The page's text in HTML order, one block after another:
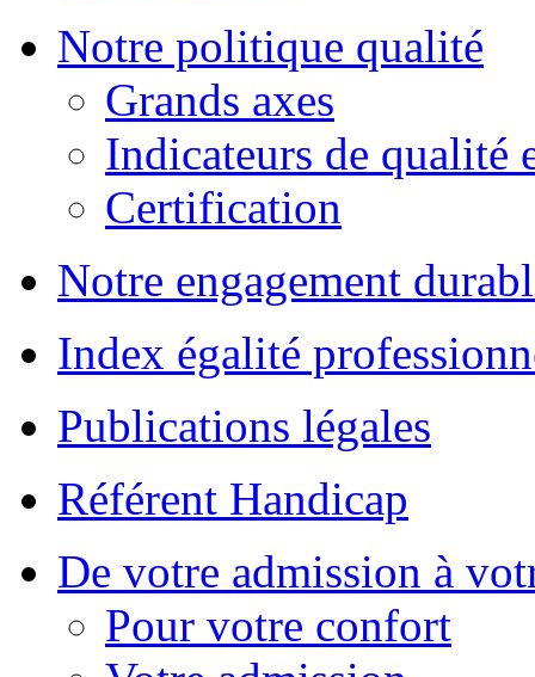
Notre politique qualité
Grands axes
Indicateurs de qualité
Certification
Notre engagement
Index égalité
Publications légales
Référent Handicap
De votre admission à
Pour votre confort